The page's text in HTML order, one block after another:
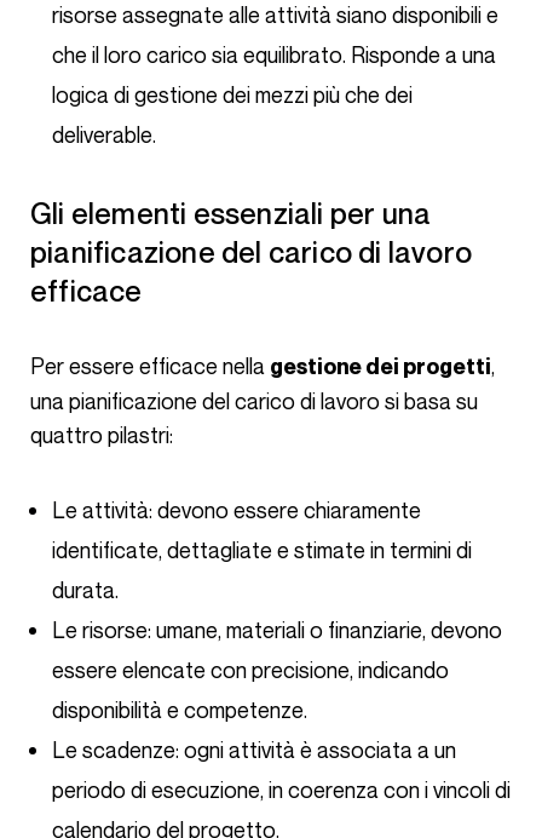
risorse assegnate alle attività siano disponibili e
che il loro carico sia equilibrato. Risponde a una
logica di gestione dei mezzi più che dei
deliverable.
Gli elementi essenziali per una
pianificazione del carico di lavoro
efficace
Per essere efficace nella gestione dei progetti,
una pianificazione del carico di lavoro si basa su
quattro pilastri:
Le attività: devono essere chiaramente
identificate, dettagliate e stimate in termini di
durata.
Le risorse: umane, materiali o finanziarie, devono
essere elencate con precisione, indicando
disponibilità e competenze.
Le scadenze: ogni attività è associata a un
periodo di esecuzione, in coerenza con i vincoli di
calendario del progetto.